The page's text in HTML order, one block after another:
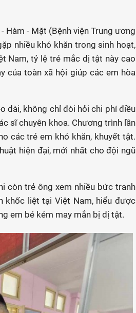
Hàm - Mặt (Bệnh viện Trung ương
nhiều khó khăn trong sinh hoạt,
Nam, tỷ lệ trẻ mắc dị tật này cao
của toàn xã hội giúp các em hòa
dài, không chỉ đòi hỏi chi phí điều
sĩ chuyên khoa. Chương trình lần
các trẻ em khó khăn, khuyết tật.
hiện đại, mới nhất cho đội ngũ
còn trẻ ông xem nhiều bức tranh
khốc liệt tại Việt Nam, hiểu được
em bé kém may mắn bị dị tật.